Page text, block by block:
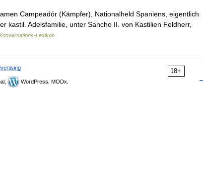
Campeadór (Kämpfer), Nationalheld Spaniens, eigentlich
kastil. Adelsfamilie, unter Sancho II. von Kastilien Feldherr,
Lexikon
18+
WordPress, MODx.